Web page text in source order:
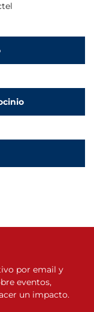
por email y
eventos,
un impacto.